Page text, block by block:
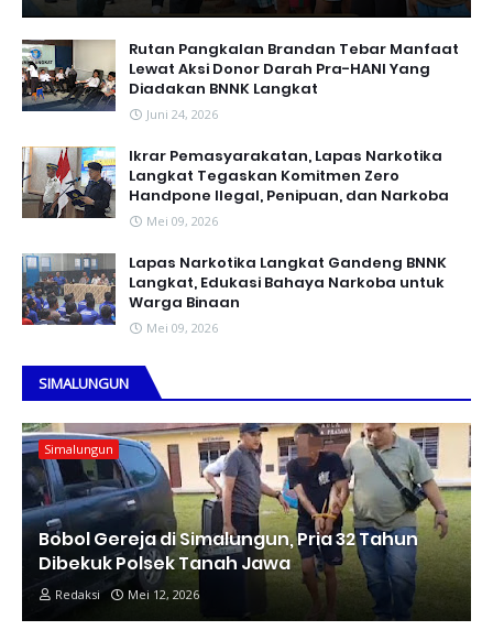
Rutan Pangkalan Brandan Tebar Manfaat
Lewat Aksi Donor Darah Pra-HANI Yang
Diadakan BNNK Langkat
Juni 24, 2026
Ikrar Pemasyarakatan, Lapas Narkotika
Langkat Tegaskan Komitmen Zero
Handpone llegal, Penipuan, dan Narkoba
Mei 09, 2026
Lapas Narkotika Langkat Gandeng BNNK
Langkat, Edukasi Bahaya Narkoba untuk
Warga Binaan
Mei 09, 2026
SIMALUNGUN
Simalungun
Bobol Gereja di Simalungun, Pria 32 Tahun
Dibekuk Polsek Tanah Jawa
Redaksi Mei 12, 2026